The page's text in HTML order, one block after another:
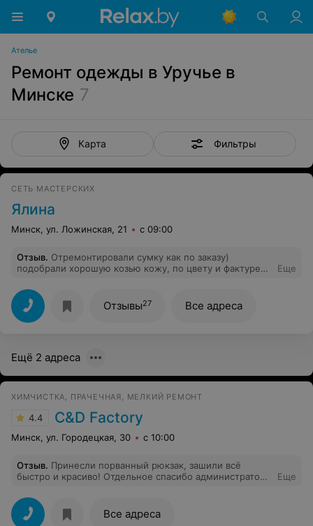
Ателье
Ремонт одежды в Уручье в
Минске 7
Карта Фильтры
СЕТЬ МАСТЕРСКИХ
Ялина
Минск, ул. Ложинская, 21 с 09:00
Отзыв. Отремонтировали сумку как по заказу)
подобрали хорошую козью кожу, по цвету и фактуре
Еще
Отзывы27 Все адреса
Ещё 2 адреса
ХИМЧИСТКА, ПРАЧЕЧНАЯ, МЕЛКИЙ РЕМОНТ
4.4 C&D Factory
Минск, ул. Городецкая, 30 с 10:00
Отзыв. Принесли порванный рюкзак, зашили всё
быстро и красиво! Отдельное спасибо администратору
Еще
Все адреса